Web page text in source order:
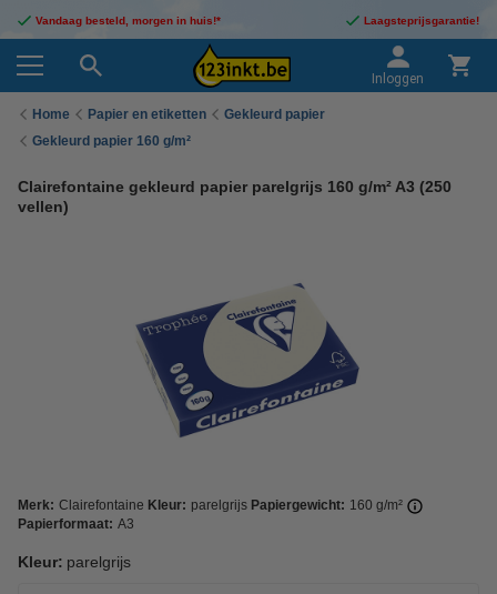
Vandaag besteld, morgen in huis!* Laagsteprijsgarantie!
Inloggen
Home Papier en etiketten
Gekleurd papier
Gekleurd papier 160 g/m²
Clairefontaine gekleurd papier parelgrijs 160 g/m² A3 (250
vellen)
Merk: Clairefontaine Kleur: parelgrijs Papiergewicht: 160 g/m²
Papierformaat: A3
Kleur: parelgrijs